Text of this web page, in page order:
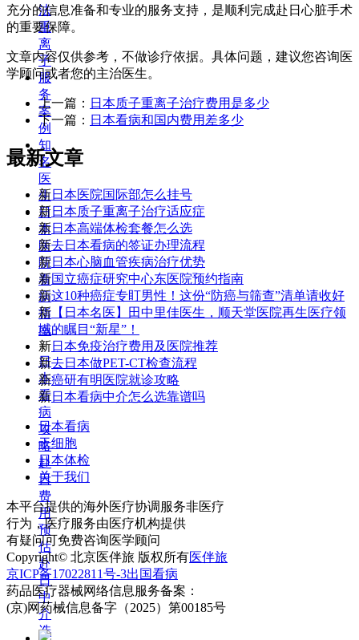
法
重
离
子
服
务
案
例
知
名
医
生
日
本
医
院
看
病
指
南
+
日
本
看
病
攻
略
赴
日
费
用
预
估
赴
日
中
介
选
充分的信息准备和专业的服务支持，是顺利完成赴日心脏手术
的重要保障。
文章内容仅供参考，不做诊疗依据。具体问题，建议您咨询医
学顾问或者您的主治医生。
上一篇： 日本质子重离子治疗费用是多少
下一篇： 日本看病和国内费用差多少
最新文章
新日本医院国际部怎么挂号
新日本质子重离子治疗适应症
新日本高端体检套餐怎么选
新去日本看病的签证办理流程
新日本心脑血管疾病治疗优势
新国立癌症研究中心东医院预约指南
新这10种癌症专盯男性！这份“防癌与筛查”清单请收好
新 【日本名医】田中里佳医生，顺天堂医院再生医疗领
域的瞩目“新星”！
新日本免疫治疗费用及医院推荐
新去日本做PET-CT检查流程
新癌研有明医院就诊攻略
新日本看病中介怎么选靠谱吗
日本看病
干细胞
日本体检
关于我们
本平台提供的海外医疗协调服务非医疗
行为，医疗服务由医疗机构提供
有疑问可免费咨询医学顾问
Copyright© 北京医伴旅 版权所有医伴旅
京ICP备17022811号-3出国看病
药品医疗器械网络信息服务备案：
(京)网药械信息备字（2025）第00185号